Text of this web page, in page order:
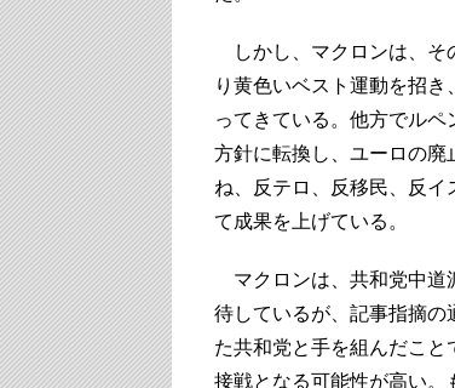
しかし、マクロンは、そ
り黄色いベスト運動を招
ってきている。他方でル
方針に転換し、ユーロの
ね、反テロ、反移民、反
て成果を上げている。
マクロンは、共和党中道
待しているが、記事指摘の
た共和党と手を組んだこ
接戦となる可能性が高い。